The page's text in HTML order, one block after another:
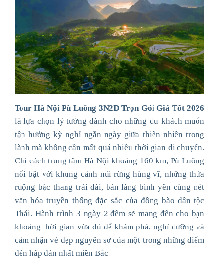
Tour Hà Nội Pù Luông 3N2Đ Trọn Gói Giá Tốt 2026
là lựa chọn lý tưởng dành cho những du khách muốn
tận hưởng kỳ nghỉ ngắn ngày giữa thiên nhiên trong
lành mà không cần mất quá nhiều thời gian di chuyển.
Chỉ cách trung tâm Hà Nội khoảng 160 km, Pù Luông
nổi bật với khung cảnh núi rừng hùng vĩ, những thửa
ruộng bậc thang trải dài, bản làng bình yên cùng nét
văn hóa truyền thống đặc sắc của đồng bào dân tộc
Thái. Hành trình 3 ngày 2 đêm sẽ mang đến cho bạn
khoảng thời gian vừa đủ để khám phá, nghỉ dưỡng và
cảm nhận vẻ đẹp nguyên sơ của một trong những điểm
đến hấp dẫn nhất miền Bắc.